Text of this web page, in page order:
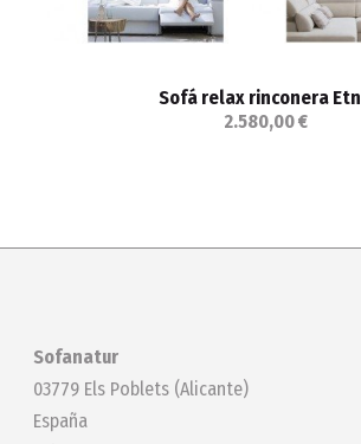
Sofá relax rinconera
2.580,00 €
Sofanatur
03779 Els Poblets (Alicante)
España